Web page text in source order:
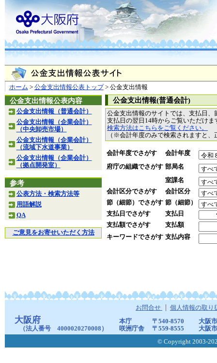
ホーム > 公金支出情報公表トップ> 公金支出情報
公金支出情報公表内容
公金支出情報（普通会計）
公金支出情報（企業会計）
（中央卸売市場）
公金支出情報（企業会計）
（流域下水道事業）
公金支出情報（企業会計）
（拠点開発室）
参考
公表方法・検索方法等
用語解説
QA
ご意見をお寄せいただく方法
公金支出情報(普通会計)
公金支出情報のサイトでは、支払日
支払日の翌日14時からご覧いただけ
検索方法はこちらをご覧ください。
（※会計年度のみで検索されますと
会計年度でさがす
会計年度
府庁の組織でさがす 部局名
室課名
会計区分でさがす
会計区分
節（細節）でさがす 節（細節）
支払日でさがす
支払日
支払額でさがす
支払額
キーワードでさがす 支払内容
お問合せ 個人情報の取り
大阪府
（法人番号 4000020270008）
本庁 〒540-8570
大阪
咲洲庁舎
〒559-8555
大阪
© Copyright 2003-